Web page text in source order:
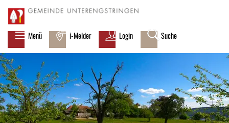
zur Startseite
Direkt zur Hauptnavigation
Direkt zum Inhalt
Direkt zur Suche
Direkt zum Stichwortverzeichnis
Kopfzeile
Menü i-Melder Login Suche
Inhalt